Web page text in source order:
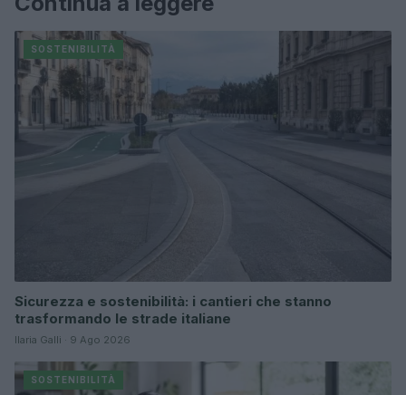
SOSTENIBILITÀ
Sicurezza e sostenibilità: i cantieri che stanno
trasformando le strade italiane
Ilaria Galli · 9 Ago 2026
SOSTENIBILITÀ